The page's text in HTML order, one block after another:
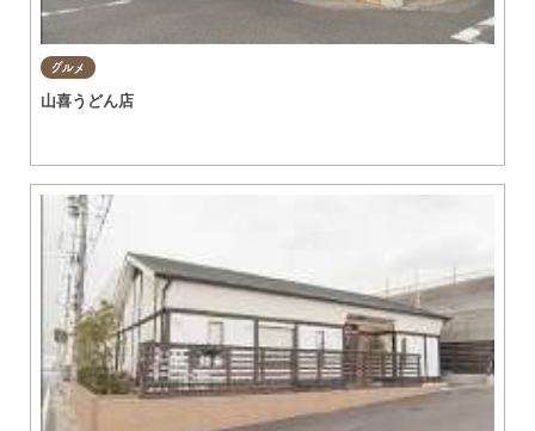
グルメ
山喜うどん店